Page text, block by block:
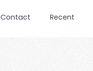
Contact Recent